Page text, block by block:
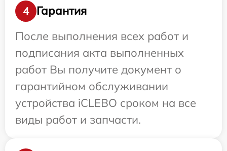
4
Гарантия
После выполнения всех работ и
подписания акта выполненных
работ Вы получите документ о
гарантийном обслуживании
устройства iCLEBO сроком на все
виды работ и запчасти.